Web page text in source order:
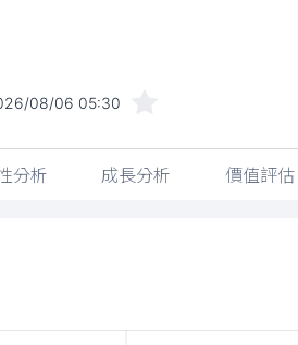
08/06 05:30
分析 成長分析 價值評估